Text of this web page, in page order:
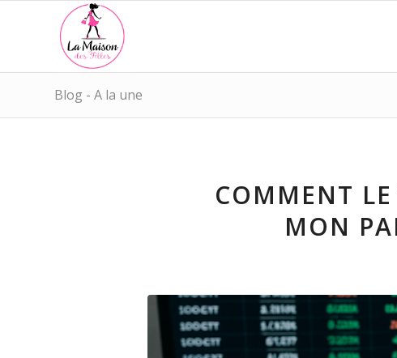
Blog - A la une
COMMENT
MON